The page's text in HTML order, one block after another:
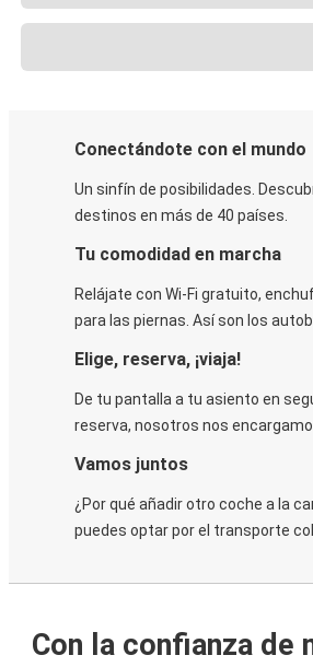
Conectándote con el mundo
Un sinfín de posibilidades.
destinos en más de 40 países.
Tu comodidad en marcha
Relájate con Wi-Fi gratuito,
para las piernas. Así son los
Elige, reserva, ¡viaja!
De tu pantalla a tu asiento en
reserva, nosotros nos
Vamos juntos
¿Por qué añadir otro coche a la
puedes optar por el transporte
Con la confianza de